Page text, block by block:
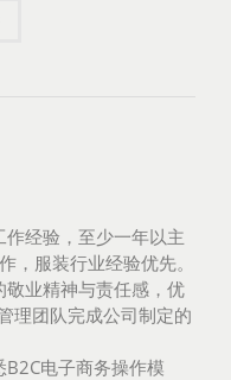
经验，至少一年以主
，服装行业经验优先。
业精神与责任感，优
理团队完成公司制定的
电子商务操作模